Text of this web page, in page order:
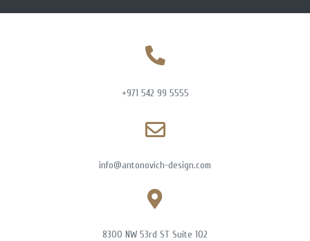
+971 542 99 5555
info@antonovich-design.com
8300 NW 53rd ST Suite 102